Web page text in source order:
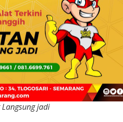
jadi